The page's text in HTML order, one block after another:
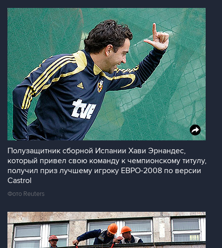
Полузащитник сборной Испании Хави Эрнандес,
который привел свою команду к чемпионскому титулу,
получил приз лучшему игроку ЕВРО-2008 по версии
Castrol
Фото Reuters